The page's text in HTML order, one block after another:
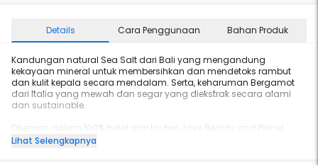
Details Cara Penggunaan Bahan Produk
Kandungan natural Sea Salt dari Bali yang mengandung
kekayaan mineral untuk membersihkan dan mendetoks rambut
dan kulit kepala secara mendalam. Serta, keharuman Bergamot
dari Italia yang mewah dan segar yang diekstrak secara alami
dan sustainable.
Dikemas dalam 100% botol dari lautan, Love Beauty and Planet
merupakan vegan-certified, bebas dari pewarna, silikon, dan
Lihat Selengkapnya